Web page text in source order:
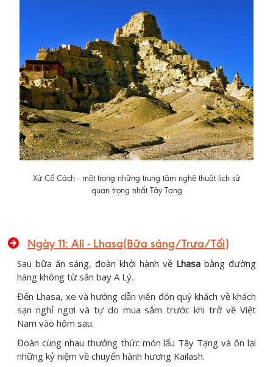
Xứ Cổ Cách - một trong những trung tâm nghệ thuật lịch sử
quan trọng nhất Tây Tạng
Ngày 11: Ali - Lhasa(Bữa sáng/Trưa/Tối)
Sau bữa ăn sáng, đoàn khởi hành về Lhasa bằng đường
hàng không từ sân bay A Lý.
Đến Lhasa, xe và hướng dẫn viên đón quý khách về khách
sạn nghỉ ngơi và tự do mua sắm trước khi trở về Việt
Nam vào hôm sau.
Đoàn cùng nhau thưởng thức món lẩu Tây Tạng và ôn lại
những kỷ niệm về chuyến hành hương Kailash.